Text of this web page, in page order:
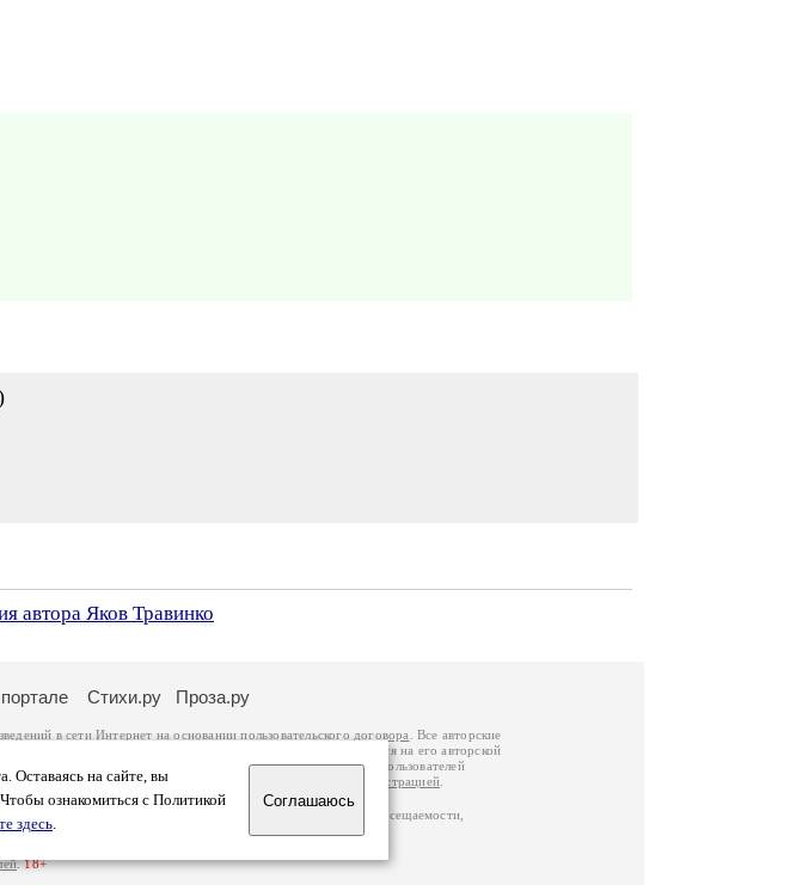
автора Яков Травинко
Оставаясь на сайте, вы
ознакомиться с Политикой
здесь.
Соглашаюсь
Стихи.ру Проза.ру
в сети Интернет на основаниипользовательского договора
. Все авторские
только с согласия его автора, к которому вы можете обратиться на его авторской
законодательства Российской Федерации. Данные пользователей
более подробнуюинформацию о портале связаться с администрацией
более полумиллиона страниц по данным счетчика посещаемости,
и количество посетителей.
.18+